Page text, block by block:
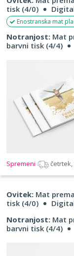
tisk (4/0)
Enostranska mat
Notranjost: Mat
barvni tisk (4/4)
Spremeni četrtek,
Ovitek: Mat
tisk (4/0)
Notranjost: Mat
barvni tisk (4/4)